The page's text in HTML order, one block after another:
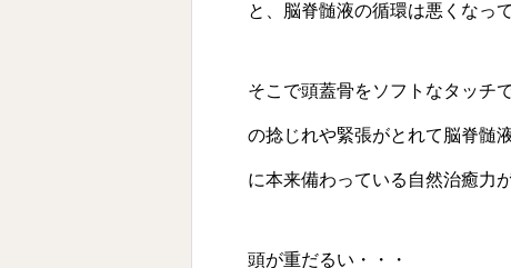
と、脳脊髄液の循環は悪くなっ
そこで頭蓋骨をソフトなタッチ
の捻じれや緊張がとれて脳脊髄
に本来備わっている自然治癒力
頭が重だるい・・・